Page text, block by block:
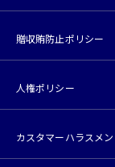
贈収賄防止ポリシー
人権ポリシー
カスタマーハラスメ